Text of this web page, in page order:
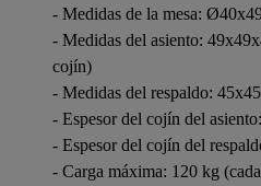
- Medidas de la mesa:
- Medidas del asiento:
cojín)
- Medidas del respaldo:
- Espesor del cojín del
- Espesor del cojín del
- Carga máxima: 120 kg